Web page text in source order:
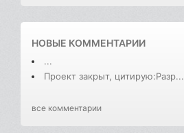
НОВЫЕ КОММЕНТАРИИ
...
Проект закрыт, цитирую:Разр...
все комментарии